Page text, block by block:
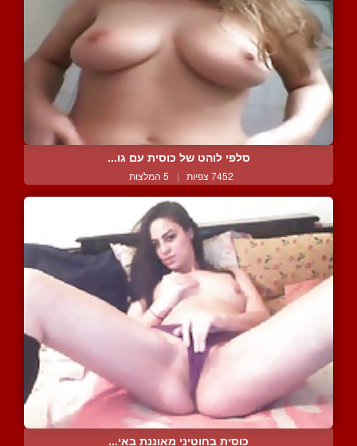
סלפי לוהט של כוסית עם גו...
7452 צפיות | 5 המלצות
כוסית בחוטיני מאוננת באי...